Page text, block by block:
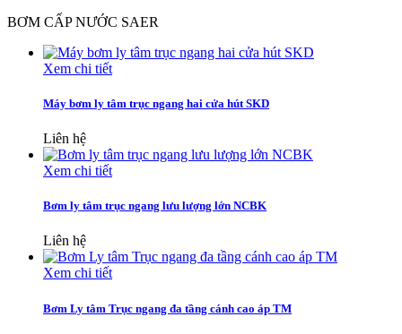
BƠM CẤP NƯỚC SAER
Xem chi tiết
Máy bơm ly tâm trục ngang hai cửa hút SKD
Liên hệ
Xem chi tiết
Bơm ly tâm trục ngang lưu lượng lớn NCBK
Liên hệ
Xem chi tiết
Bơm Ly tâm Trục ngang đa tầng cánh cao áp TM